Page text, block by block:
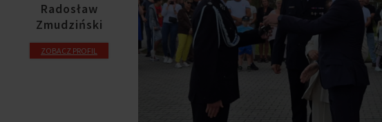
Radosław
Zmudziński
ZOBACZ PROFIL